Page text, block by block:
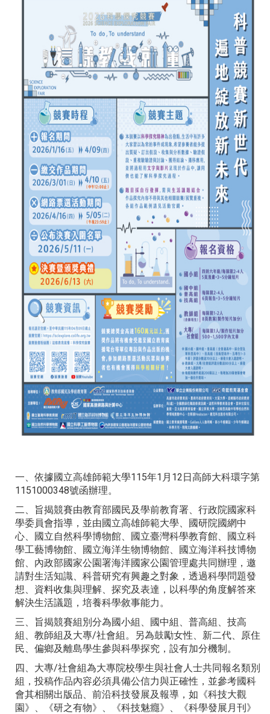
一、依據國立高雄師範大學115年1月12日高師大科環字第
1151000348號函辦理。
二、旨揭競賽由教育部國民及學前教育署、行政院國家科
學委員會指導，並由國立高雄師範大學、國研院國網中
心、國立自然科學博物館、國立臺灣科學教育館、國立科
學工藝博物館、國立海洋生物博物館、國立海洋科技博物
館、內政部國家公園署海洋國家公園管理處共同辦理，邀
請對生活知識、科普研究有興趣之對象，透過科學問題發
想、資料收集與理解、探究及表達，以科學的角度解答來
解決生活議題，培養科學敘事能力。
三、旨揭競賽組別分為國小組、國中組、普高組、技高
組、教師組及大專/社會組。另為鼓勵女性、新二代、原住
民、偏鄉及離島學生參與科學探究，設有加分機制。
四、大專/社會組為大專院校學生與社會人士共同報名類別
組，投稿作品內容必須具備公信力與正確性，並參考國科
會其相關出版品、前沿科技發展及報導，如《科技大觀
園》、《研之有物》、《科技魅癮》、《科學發展月刊》